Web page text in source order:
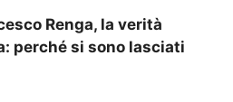
Renga, la verità
perché si sono lasciati